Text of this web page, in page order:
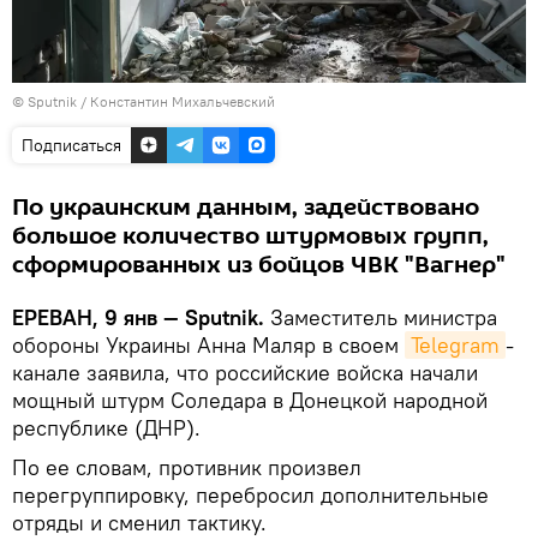
© Sputnik / Константин Михальчевский
Подписаться
По украинским данным, задействовано
большое количество штурмовых групп,
сформированных из бойцов ЧВК "Вагнер"
ЕРЕВАН, 9 янв — Sputnik. Заместитель министра
обороны Украины Анна Маляр в своем Telegram -
канале заявила, что российские войска начали
мощный штурм Соледара в Донецкой народной
республике (ДНР).
По ее словам, противник произвел
перегруппировку, перебросил дополнительные
отряды и сменил тактику.